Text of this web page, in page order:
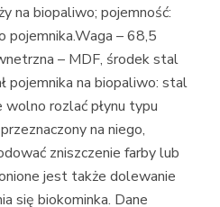
na biopaliwo; pojemność:
pojemnika.Waga – 68,5
– MDF, środek stal
pojemnika na biopaliwo: stal
rozlać płynu typu
na niego,
zniszczenie farby lub
jest także dolewanie
się biokominka. Dane